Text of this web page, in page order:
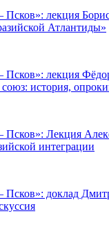
Псков»: лекция
Атлантиды»
Псков»: лекция
история,
Псков»: Лекция
интеграции
Псков»: доклад